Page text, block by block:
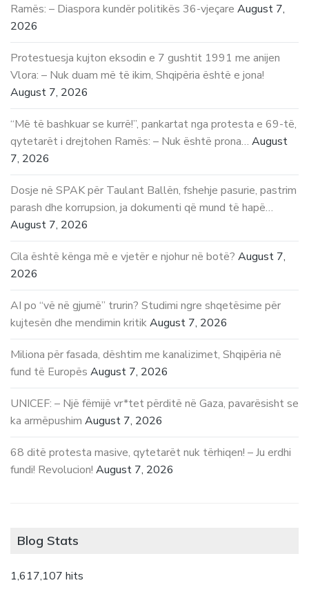
Ramës: – Diaspora kundër politikës 36-vjeçare August 7,
2026
Protestuesja kujton eksodin e 7 gushtit 1991 me anijen
Vlora: – Nuk duam më të ikim, Shqipëria është e jona!
August 7, 2026
“Më të bashkuar se kurrë!”, pankartat nga protesta e 69-të,
qytetarët i drejtohen Ramës: – Nuk është prona… August
7, 2026
Dosje në SPAK për Taulant Ballën, fshehje pasurie, pastrim
parash dhe korrupsion, ja dokumenti që mund të hapë…
August 7, 2026
Cila është kënga më e vjetër e njohur në botë? August 7,
2026
AI po “vë në gjumë” trurin? Studimi ngre shqetësime për
kujtesën dhe mendimin kritikAugust 7, 2026
Miliona për fasada, dështim me kanalizimet, Shqipëria në
fund të Europës August 7, 2026
UNICEF: – Një fëmijë vr*tet përditë në Gaza, pavarësisht se
ka armëpushim August 7, 2026
68 ditë protesta masive, qytetarët nuk tërhiqen! – Ju erdhi
fundi! Revolucion! August 7, 2026
Blog Stats
1,617,107 hits